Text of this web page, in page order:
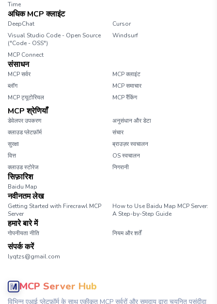
Time
अधिक MCP क्लाइंट
DeepChat
Cursor
Visual Studio Code - Open Source
("Code - OSS")
Windsurf
MCP Connect
संसाधन
MCP सर्वर
MCP क्लाइंट
ब्लॉग
MCP समाचार
MCP ट्यूटोरियल
MCP रैंकिंग
MCP श्रेणियाँ
डेवेलपर उपकरण
अनुसंधान और डेटा
क्लाउड प्लेटफ़ॉर्म
संचार
सुरक्षा
ब्राउज़र स्वचालन
वित्त
OS स्वचालन
क्लाउड स्टोरेज
निगरानी
सिफ़ारिश
Baidu Map
नवीनतम लेख
Getting Started with Firecrawl MCP
Server
How to Use Baidu Map MCP Server:
A Step-by-Step Guide
हमारे बारे में
गोपनीयता नीति नियम और शर्तें
संपर्क करें
lyqtzs@gmail.com
MCP Server Hub
विभिन्न एआई प्लेटफ़ॉर्म के साथ एकीकृत MCP सर्वरों और समुदाय द्वारा चयनित पसंदीदा